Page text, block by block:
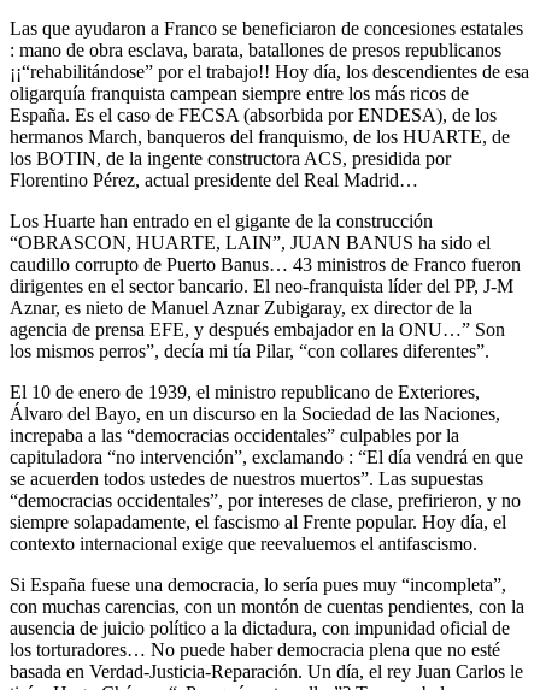
Las que ayudaron a Franco se beneficiaron de concesiones estatales
: mano de obra esclava, barata, batallones de presos republicanos
¡¡“rehabilitándose” por el trabajo!! Hoy día, los descendientes de esa
oligarquía franquista campean siempre entre los más ricos de
España. Es el caso de FECSA (absorbida por ENDESA), de los
hermanos March, banqueros del franquismo, de los HUARTE, de
los BOTIN, de la ingente constructora ACS, presidida por
Florentino Pérez, actual presidente del Real Madrid…
Los Huarte han entrado en el gigante de la construcción
“OBRASCON, HUARTE, LAIN”, JUAN BANUS ha sido el
caudillo corrupto de Puerto Banus… 43 ministros de Franco fueron
dirigentes en el sector bancario. El neo-franquista líder del PP, J-M
Aznar, es nieto de Manuel Aznar Zubigaray, ex director de la
agencia de prensa EFE, y después embajador en la ONU…” Son
los mismos perros”, decía mi tía Pilar, “con collares diferentes”.
El 10 de enero de 1939, el ministro republicano de Exteriores,
Álvaro del Bayo, en un discurso en la Sociedad de las Naciones,
increpaba a las “democracias occidentales” culpables por la
capituladora “no intervención”, exclamando : “El día vendrá en que
se acuerden todos ustedes de nuestros muertos”. Las supuestas
“democracias occidentales”, por intereses de clase, prefirieron, y no
siempre solapadamente, el fascismo al Frente popular. Hoy día, el
contexto internacional exige que reevaluemos el antifascismo.
Si España fuese una democracia, lo sería pues muy “incompleta”,
con muchas carencias, con un montón de cuentas pendientes, con la
ausencia de juicio político a la dictadura, con impunidad oficial de
los torturadores… No puede haber democracia plena que no esté
basada en Verdad-Justicia-Reparación. Un día, el rey Juan Carlos le